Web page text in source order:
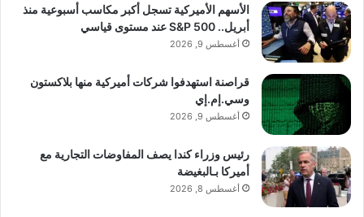
lebanonpress.xyz — وجهة الجمال الشاملة لكل
امرأة..Glam by Carla تبحث عن الأناقة والعناية الفاخرة نص
الخبر
الجمال الشاملة امرأة
وجهة
الأسهم الأميركية تسجل أكبر مكاسب أسبوعية منذ
أبريل.. S&P 500 عند مستوى قياسي
أغسطس 9, 2026
قراصنة استهدفوا شركات أميركية منها بلاكستون
وسي.إم.إي
أغسطس 9, 2026
رئيس وزراء كندا يصف المفاوضات التجارية مع
أميركا بـالبغيضة
أغسطس 8, 2026